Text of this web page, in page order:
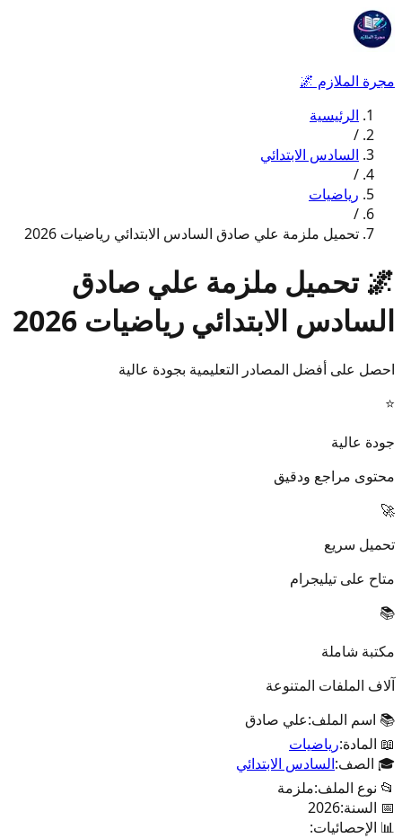
مجرة الملازم 🌌
الرئيسية
/
السادس الابتدائي
/
رياضيات
/
تحميل ملزمة علي صادق السادس الابتدائي رياضيات 2026
🌌 تحميل ملزمة علي صادق
السادس الابتدائي رياضيات 2026
احصل على أفضل المصادر التعليمية بجودة عالية
⭐
جودة عالية
محتوى مراجع ودقيق
🚀
تحميل سريع
متاح على تيليجرام
📚
مكتبة شاملة
آلاف الملفات المتنوعة
📚 اسم الملف:علي صادق
📖 المادة:رياضيات
🎓 الصف:السادس الابتدائي
📂 نوع الملف:ملزمة
📅 السنة:2026
📊 الإحصائيات: